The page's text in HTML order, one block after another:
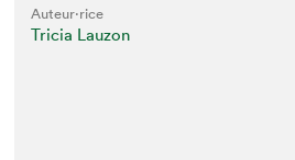
Auteur·rice
Tricia Lauzon